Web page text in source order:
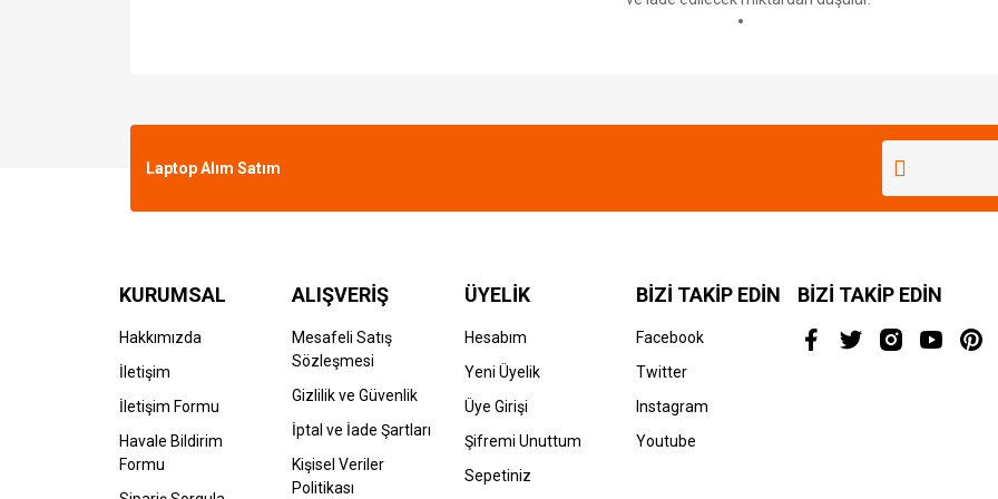
Laptop Alım Satım
KURUMSAL
Hakkımızda
İletişim
İletişim Formu
Havale Bildirim
Formu
ALIŞVERİŞ
Mesafeli Satış
Sözleşmesi
Gizlilik ve Güvenlik
İptal ve İade Şartları
Kişisel Veriler
Politikası
ÜYELİK
Hesabım
Yeni Üyelik
Üye Girişi
Şifremi Unuttum
Sepetiniz
BİZİ TAKİP EDİN
Facebook
Twitter
Instagram
Youtube
BİZİ TAKİP EDİN